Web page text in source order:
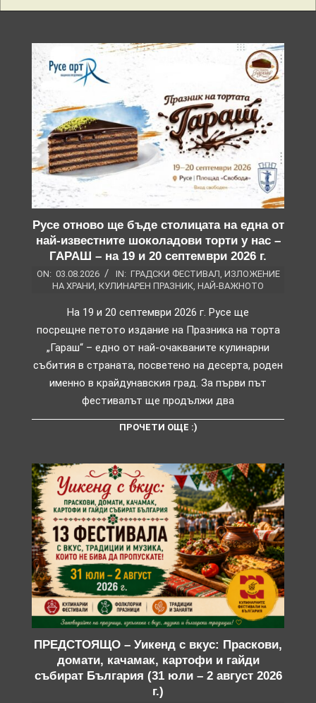
Русе отново ще бъде столицата на една от
най-известните шоколадови торти у нас –
ГАРАШ – на 19 и 20 септември 2026 г.
ON: 03.08.2026 IN: ГРАДСКИ ФЕСТИВАЛ ИЗЛОЖЕНИЕ
НА ХРАНИ КУЛИНАРЕН ПРАЗНИК НАЙ-ВАЖНОТО
На 19 и 20 септември 2026 г. Русе ще
посрещне петото издание на Празника на торта
„Гараш“ – едно от най-очакваните кулинарни
събития в страната, посветено на десерта, роден
именно в крайдунавския град. За първи път
фестивалът ще продължи два
ПРОЧЕТИ ОЩЕ :)
ПРЕДСТОЯЩО – Уикенд с вкус: Праскови,
домати, качамак, картофи и гайди
събират България (31 юли – 2 август 2026
г.)